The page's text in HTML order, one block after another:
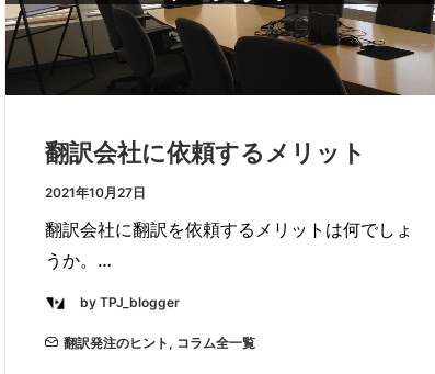
翻訳会社に依頼するメリット
2021年10月27日
翻訳会社に翻訳を依頼するメリットは何でしょ
うか。…
by TPJ_blogger
翻訳発注のヒント , コラム全一覧